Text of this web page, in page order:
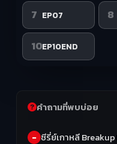
7 EP07 8
10EP10END
คำถามที่พบบ่อย
ซีรี่ย์เกาหลี